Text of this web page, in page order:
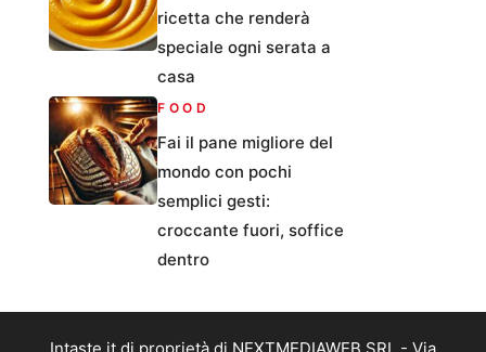
ricetta che renderà
speciale ogni serata a
casa
FOOD
Fai il pane migliore del
mondo con pochi
semplici gesti:
croccante fuori, soffice
dentro